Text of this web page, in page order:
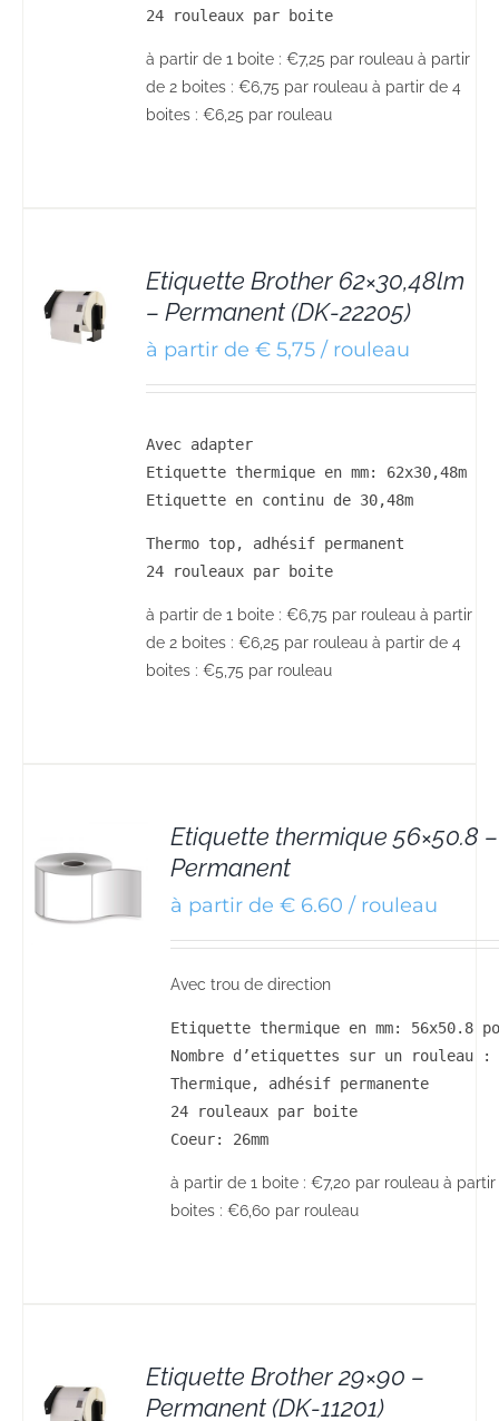
24 rouleaux par boite
à partir de 1 boite : €7,25 par rouleau à partir
de 2 boites : €6,75 par rouleau à partir de 4
boites : €6,25 par rouleau
Etiquette Brother 62×30,48lm
– Permanent (DK-22205)
à partir de € 5,75 / rouleau
Avec adapter
Etiquette thermique en mm: 62x30,48m
Etiquette en continu de 30,48m
Thermo top, adhésif permanent
24 rouleaux par boite
à partir de 1 boite : €6,75 par rouleau à partir
de 2 boites : €6,25 par rouleau à partir de 4
boites : €5,75 par rouleau
Etiquette thermique 56×50.8 –
Permanent
à partir de € 6.60 / rouleau
Avec trou de direction
Etiquette thermique en mm: 56x50.8
Nombre d’etiquettes sur un rouleau :
Thermique, adhésif permanente
24 rouleaux par boite
Coeur: 26mm
à partir de 1 boite : €7,20 par rouleau à partir
boites : €6,60 par rouleau
Etiquette Brother 29×90 –
Permanent (DK-11201)